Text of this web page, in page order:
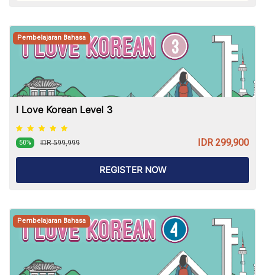
Pembelajaran Bahasa
I Love Korean Level 3
50% IDR 599,999 IDR 299,900
REGISTER NOW
Pembelajaran Bahasa